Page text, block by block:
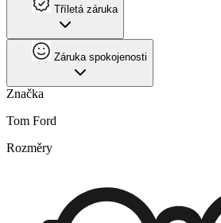
Tříletá záruka
Záruka spokojenosti
Značka
Tom Ford
Rozměry